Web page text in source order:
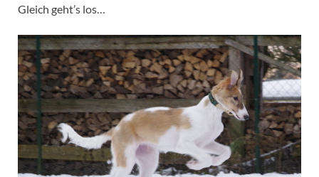
Gleich geht’s los…